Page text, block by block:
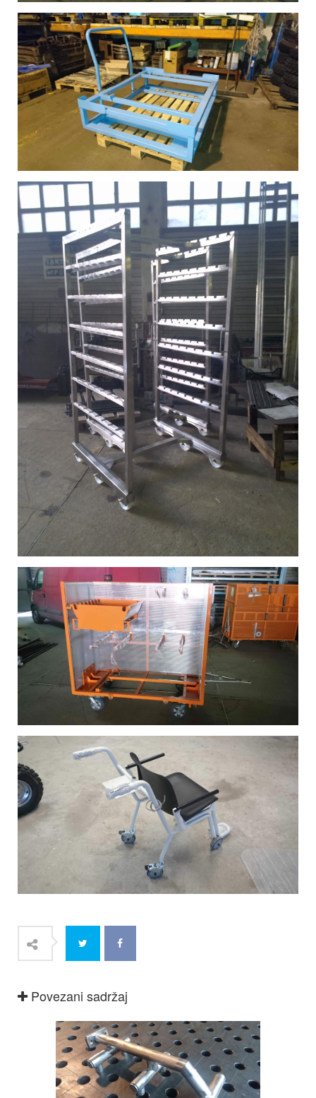
Povezani sadržaj
Proizvodi od nehrđajućeg
čelika - INOX-a, aluminijuma i
Sa savremenim TIG i MIG aparatima za
zavarivanje i obučenim radnicima za
proizvoda, u mogućnosti smo praviti
farmaceutsku industriju, kao i za ostale
klijente čiji standardi ili želje zahtjevaju
proizvode od nehrđajućeg ili plemenitog
metala.